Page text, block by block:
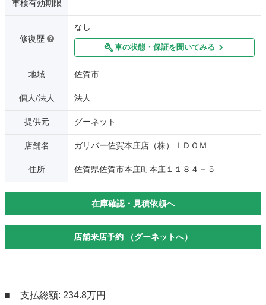
車検有効期限
修復歴
なし
車の状態・保証を聞いてみる
地域 佐賀市
個人/法人 法人
提供元 グーネット
店舗名 ガリバー佐賀本庄店（株）ＩＤＯＭ
住所 佐賀県佐賀市本庄町本庄１１８４－５
在庫確認・見積依頼へ
店舗来店予約 （グーネットへ）
■ 支払総額: 234.8万円